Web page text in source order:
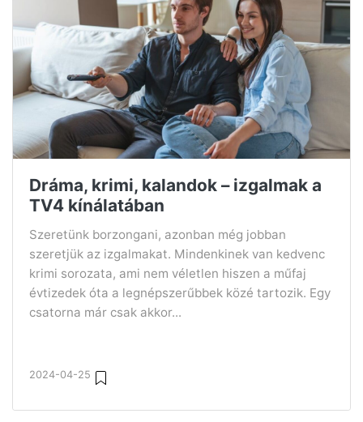
Dráma, krimi, kalandok – izgalmak a
TV4 kínálatában
Szeretünk borzongani, azonban még jobban
szeretjük az izgalmakat. Mindenkinek van kedvenc
krimi sorozata, ami nem véletlen hiszen a műfaj
évtizedek óta a legnépszerűbbek közé tartozik. Egy
csatorna már csak akkor...
2024-04-25